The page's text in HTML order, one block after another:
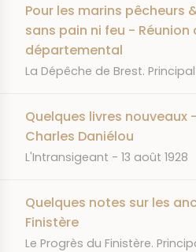
Pour les marins pêcheurs
sans pain ni feu -
départemental
JOURNAL
La Dépêche de Brest. Principal
Quelques livres
Charles Daniélou
JOURNAL
L'Intransigeant DATE
13 août 1928
Quelques notes sur les
Finistère
JOURNAL
Le Progrès du Finistère.